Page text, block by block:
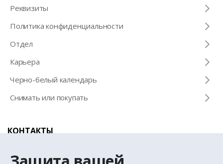
Pеквизиты
Политика конфиденциальности
Отдел
Карьера
Черно-белый календарь
Снимать или покупать
КОНТАКТЫ